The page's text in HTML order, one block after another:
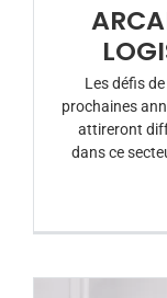
Les défis
prochaines
attireront
dans ce